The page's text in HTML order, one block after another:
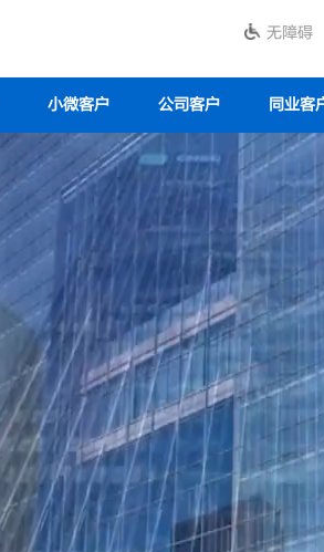
无障碍
小微客户 公司客户 同业客
践行ESG理